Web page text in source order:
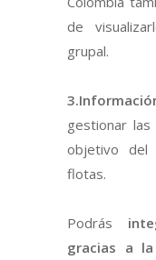
de
grupal.
gestionar
objetivo
flotas.
Podrás
gracias a